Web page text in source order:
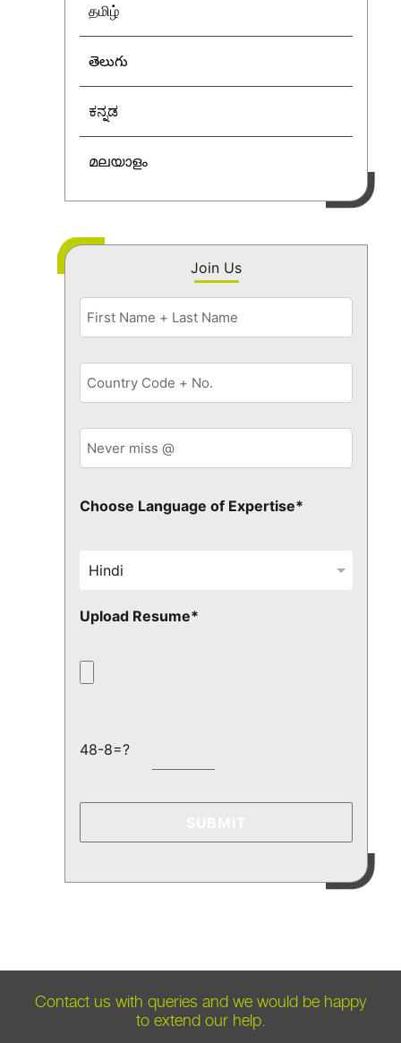
தமிழ்
తెలుగు
ಕನ್ನಡ
മലയാളം
Join Us
Choose Language of Expertise*
Upload Resume*
48-8=?
Contact us with queries and we would be happy
to extend our help.